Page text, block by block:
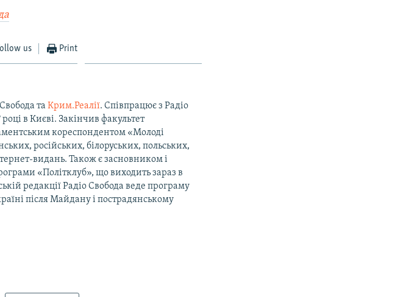
us Print
таКрим.Реалії. Співпрацює з Радіо
в Києві. Закінчив факультет
кореспондентом «Молоді
російських, білоруських, польських,
видань. Також є засновником і
«Політклуб», що виходить зараз в
редакції Радіо Свобода веде програму
після Майдану і пострадянському